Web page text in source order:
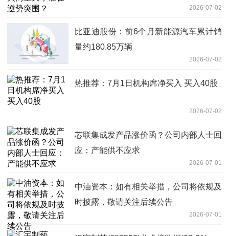
2026-07-02
比亚迪股份：前6个月新能源汽车累计销
量约180.85万辆
2026-07-02
热推荐：7月1日机构席净买入 买入40股
2026-07-02
芯联集成发产品涨价函？公司内部人士回
应：产能供不应求
2026-07-01
中油资本：如有相关举措，公司将依规及
时披露，敬请关注后续公告
2026-07-01